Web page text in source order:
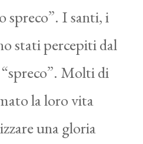
spreco”. I santi, i
stati percepiti dal
Molti di
la loro vita
una gloria